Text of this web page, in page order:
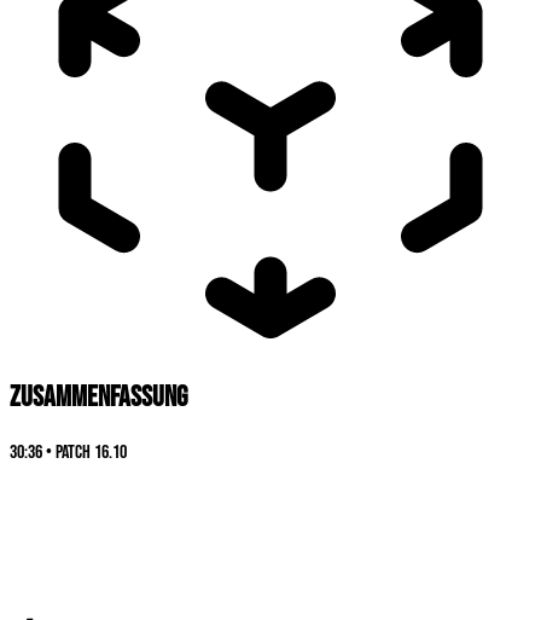
ZUSAMMENFASSUNG
30:36•Patch 16.10